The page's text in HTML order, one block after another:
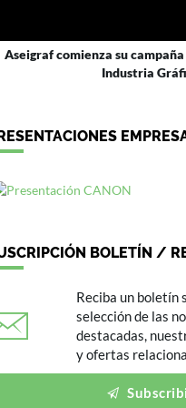
Aseigraf comienza su
Industria
BOLETÍN /
Reciba un boletín
selección de las
destacadas,
y ofertas